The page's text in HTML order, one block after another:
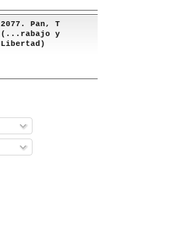
2077. Pan, T
(...rabajo y
Libertad)